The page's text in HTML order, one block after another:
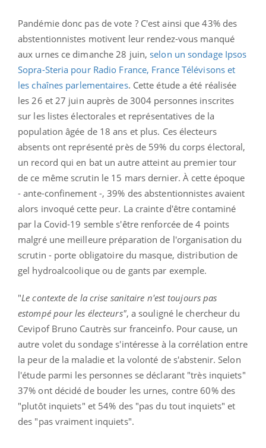
Pandémie donc pas de vote ? C'est ainsi que 43% des
abstentionnistes motivent leur rendez-vous manqué
aux urnes ce dimanche 28 juin, selon un sondage Ipsos
Sopra-Steria pour Radio France, France Télévisons et
les chaînes parlementaires. Cette étude a été réalisée
les 26 et 27 juin auprès de 3004 personnes inscrites
sur les listes électorales et représentatives de la
population âgée de 18 ans et plus. Ces électeurs
absents ont représenté près de 59% du corps électoral,
un record qui en bat un autre atteint au premier tour
de ce même scrutin le 15 mars dernier. À cette époque
- ante-confinement -, 39% des abstentionnistes avaient
alors invoqué cette peur. La crainte d'être contaminé
par la Covid-19 semble s'être renforcée de 4 points
malgré une meilleure préparation de l'organisation du
scrutin - porte obligatoire du masque, distribution de
gel hydroalcoolique ou de gants par exemple.
"Le contexte de la crise sanitaire n'est toujours pas
estompé pour les électeurs", a souligné le chercheur du
Cevipof Bruno Cautrès sur franceinfo. Pour cause, un
autre volet du sondage s'intéresse à la corrélation entre
la peur de la maladie et la volonté de s'abstenir. Selon
l'étude parmi les personnes se déclarant "très inquiets"
37% ont décidé de bouder les urnes, contre 60% des
"plutôt inquiets" et 54% des "pas du tout inquiets" et
des "pas vraiment inquiets".